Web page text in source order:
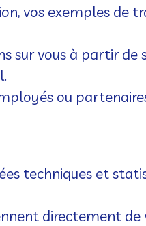
vos exemples de
sur vous à partir de
ou
techniques et
directement